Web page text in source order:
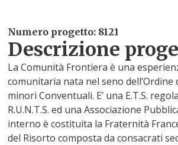
Numero progetto: 8121
Descrizione
La Comunità Frontiera è una
comunitaria nata nel seno dell’Ordine
minori Conventuali. E’ una E.T.S.
R.U.N.T.S. ed una Associazione
interno è costituita la Fraternità
del Risorto composta da consacrati